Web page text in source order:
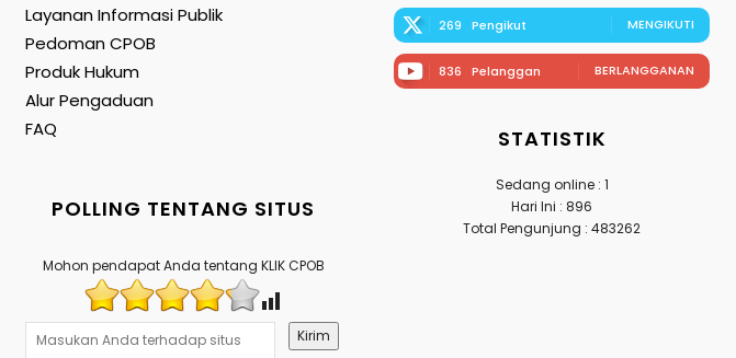
Layanan Informasi Publik
Pedoman CPOB
Produk Hukum
Alur Pengaduan
FAQ
POLLING TENTANG SITUS
Mohon pendapat Anda tentang KLIK CPOB
Kirim
269 Pengikut MENGIKUTI
836 Pelanggan BERLANGGANAN
STATISTIK
Sedang online : 1
Hari Ini : 896
Total Pengunjung : 483262